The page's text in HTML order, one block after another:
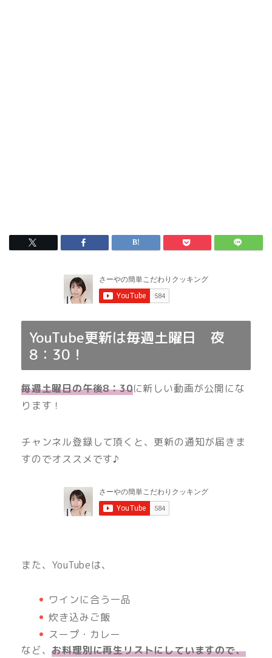
YouTube更新は毎週土曜日 夜
8：30！
毎週土曜日の午後8：30に新しい動画が公開にな
ります！
チャンネル登録して頂くと、更新の通知が届きま
すのでオススメです♪
また、YouTubeは、
ワインに合う一品
炊き込みご飯
スープ・カレー
など、お料理別に再生リストにしていますので、